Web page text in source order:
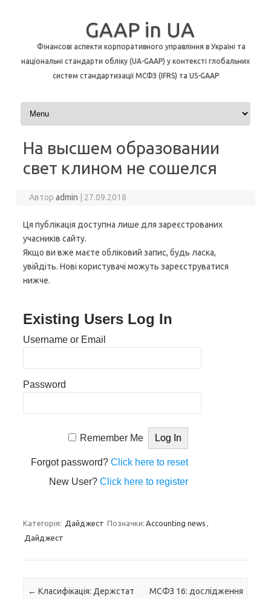
GAAP in UA
Фінансові аспекти корпоративного управління в Україні та
національні стандарти обліку (UA-GAAP) у контексті глобальних
систем стандартизації МСФЗ (IFRS) та US-GAAP
Перейти до контенту
На высшем образовании
свет клином не сошелся
Авторadmin 27.09.2018
Ця публікація доступна лише для зареєстрованих
учасників сайту.
Якщо ви вже маєте обліковий запис, будь ласка,
увійдіть. Нові користувачі можуть зареєструватися
нижче.
Existing Users Log In
Username or Email
Password
Remember Me
Forgot password?Click here to reset
New User?Click here to register
Категорія: Дайджест Позначки: Accounting news ,
Дайджест
Навігація по запису
← Класифікація: Держстат
МСФЗ 16: дослідження